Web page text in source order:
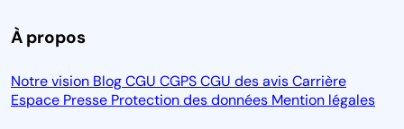
Salut c'est nous...
les Cookies !
À propos
Notre vision BlogCGU CGPSCGU des avisCarrière
Espace Presse Protection des données Mention légales